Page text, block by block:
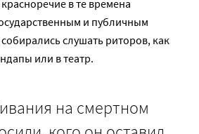
в те времена
и публичным
слушать риторов, как
или в театр.
на смертном